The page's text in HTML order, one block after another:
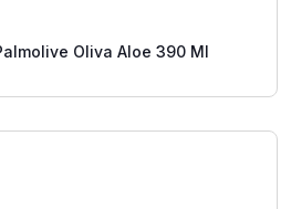
Oliva Aloe 390 Ml